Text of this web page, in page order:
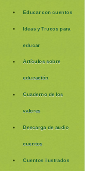
Educar con cuentos
Ideas y Trucos para
educar
Artículos sobre
educación
Cuaderno de los
valores
Descarga de audio
cuentos
Cuentos ilustrados